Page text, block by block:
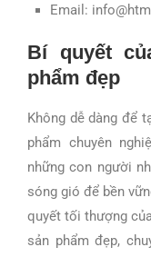
Email:
Bí quyết
phẩm đẹp
Không dễ dàng để
phẩm chuyên
những con người
sóng gió để bền
quyết tối thượng
sản phẩm đẹp,